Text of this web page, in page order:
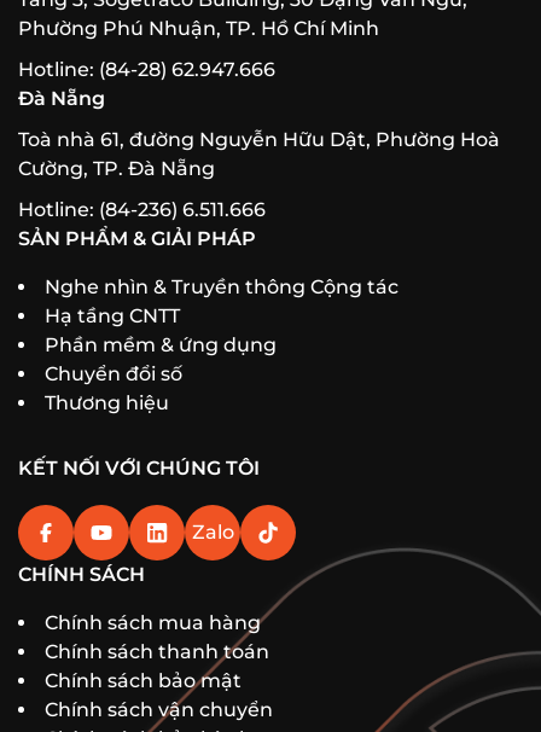
Phường Phú Nhuận, TP. Hồ Chí Minh
Hotline: (84-28) 62.947.666
Đà Nẵng
Toà nhà 61, đường Nguyễn Hữu Dật, Phường Hoà
Cường, TP. Đà Nẵng
Hotline: (84-236) 6.511.666
SẢN PHẨM & GIẢI PHÁP
Nghe nhìn & Truyền thông Cộng tác
Hạ tầng CNTT
Phần mềm & ứng dụng
Chuyển đổi số
Thương hiệu
KẾT NỐI VỚI CHÚNG TÔI
Zalo
CHÍNH SÁCH
Chính sách mua hàng
Chính sách thanh toán
Chính sách bảo mật
Chính sách vận chuyển